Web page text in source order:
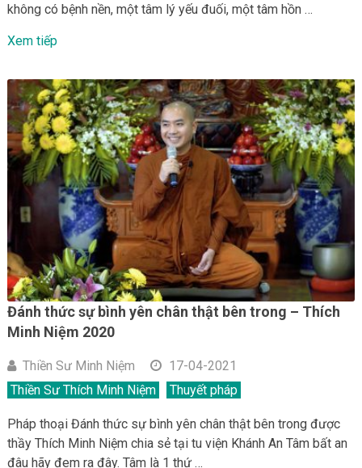
không có bệnh nền, một tâm lý yếu đuối, một tâm hồn …
Xem tiếp
Đánh thức sự bình yên chân thật bên trong – Thích
Minh Niệm 2020
Thiền Sư Minh Niệm
17-04-2021
Thiền Sư Thích Minh Niệm
Thuyết pháp
Pháp thoại Đánh thức sự bình yên chân thật bên trong được
thầy Thích Minh Niệm chia sẻ tại tu viện Khánh An Tâm bất an
đâu hãy đem ra đây. Tâm là 1 thứ …